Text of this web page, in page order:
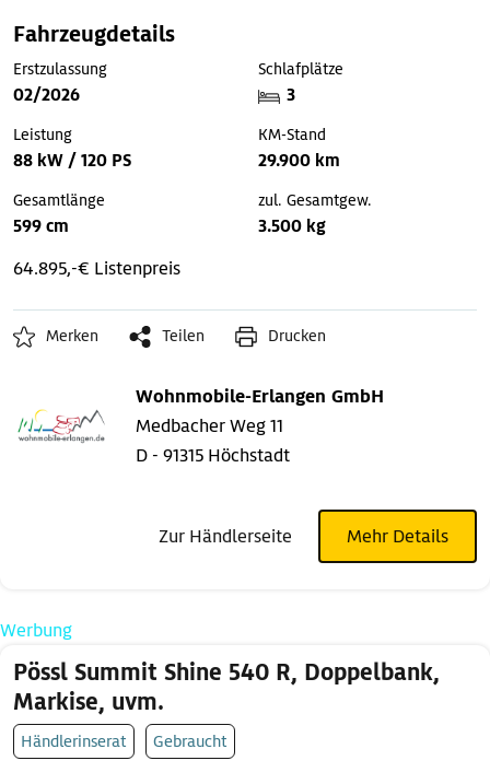
Fahrzeugdetails
Erstzulassung
02/2026
Schlafplätze
3
Leistung
88 kW / 120 PS
KM-Stand
29.900 km
Gesamtlänge
599 cm
zul. Gesamtgew.
3.500 kg
64.895,-€ Listenpreis
Merken Teilen Drucken
Wohnmobile-Erlangen GmbH
Medbacher Weg 11
D - 91315 Höchstadt
Zur Händlerseite Mehr Details
Werbung
Pössl Summit Shine 540 R, Doppelbank,
Markise, uvm.
Händlerinserat Gebraucht